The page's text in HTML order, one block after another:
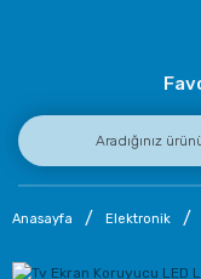
Anasayfa Elektronik